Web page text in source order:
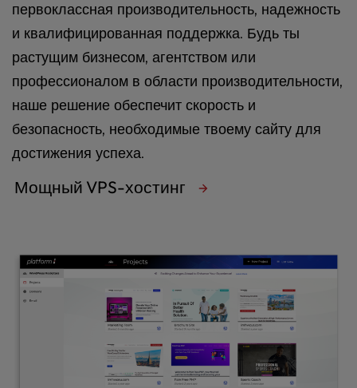
первоклассная производительность, надежность
и квалифицированная поддержка. Будь ты
растущим бизнесом, агентством или
профессионалом в области производительности,
наше решение обеспечит скорость и
безопасность, необходимые твоему сайту для
достижения успеха.
Мощный VPS-хостинг